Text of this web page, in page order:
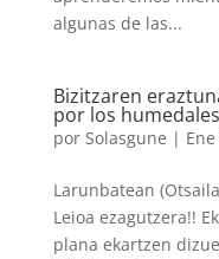
algunas de las...
Bizitzaren
por los
por Solasgune |
Larunbatean
Leioa ezagutzera!!
plana ekartzen